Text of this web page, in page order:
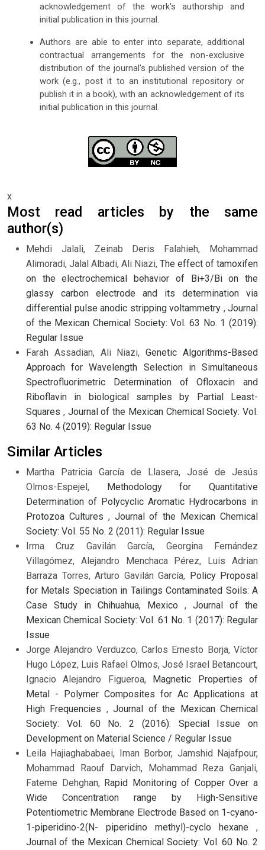
acknowledgement of the work's authorship and
initial publication in this journal.
Authors are able to enter into separate, additional
contractual arrangements for the non-exclusive
distribution of the journal's published version of the
work (e.g., post it to an institutional repository or
publish it in a book), with an acknowledgement of its
initial publication in this journal.
x
Most read articles by the same
author(s)
Mehdi Jalali, Zeinab Deris Falahieh, Mohammad
Alimoradi, Jalal Albadi, Ali Niazi, The effect of tamoxifen
on the electrochemical behavior of Bi+3/Bi on the
glassy carbon electrode and its determination via
differential pulse anodic stripping voltammetry , Journal
of the Mexican Chemical Society: Vol. 63 No. 1 (2019):
Regular Issue
Farah Assadian, Ali Niazi,Genetic Algorithms-Based
Approach for Wavelength Selection in Simultaneous
Spectrofluorimetric Determination of Ofloxacin and
Riboflavin in biological samples by Partial Least-
Squares , Journal of the Mexican Chemical Society: Vol.
63 No. 4 (2019): Regular Issue
Similar Articles
Martha Patricia García de Llasera, José de Jesús
Olmos-Espejel,
Methodology for Quantitative
Determination of Polycyclic Aromatic Hydrocarbons in
Protozoa Cultures , Journal of the Mexican Chemical
Society: Vol. 55 No. 2 (2011): Regular Issue
Irma Cruz Gavilán García, Georgina Fernández
Villagómez, Alejandro Menchaca Pérez, Luis Adrian
Barraza Torres, Arturo Gavilán García, Policy Proposal
for Metals Speciation in Tailings Contaminated Soils: A
Case Study in Chihuahua, Mexico , Journal of the
Mexican Chemical Society: Vol. 61 No. 1 (2017): Regular
Issue
Jorge Alejandro Verduzco, Carlos Ernesto Borja, Víctor
Hugo López, Luis Rafael Olmos, José Israel Betancourt,
Ignacio Alejandro Figueroa,
Magnetic Properties of
Metal - Polymer Composites for Ac Applications at
High Frequencies ,Journal of the Mexican Chemical
Society: Vol. 60 No. 2 (2016): Special Issue on
Development on Material Science / Regular Issue
Leila Hajiaghababaei, Iman Borbor, Jamshid Najafpour,
Mohammad Raouf Darvich, Mohammad Reza Ganjali,
Fateme Dehghan, Rapid Monitoring of Copper Over a
Wide Concentration range by High-Sensitive
Potentiometric Membrane Electrode Based on 1-cyano-
1-piperidino-2(N- piperidino methyl)-cyclo hexane ,
Journal of the Mexican Chemical Society: Vol. 60 No. 2